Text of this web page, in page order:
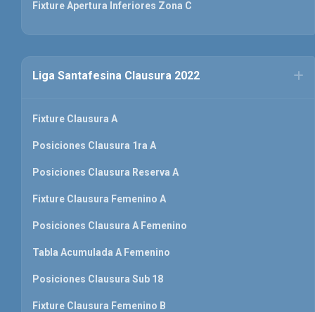
Fixture Apertura Inferiores Zona C
Liga Santafesina Clausura 2022
Fixture Clausura A
Posiciones Clausura 1ra A
Posiciones Clausura Reserva A
Fixture Clausura Femenino A
Posiciones Clausura A Femenino
Tabla Acumulada A Femenino
Posiciones Clausura Sub 18
Fixture Clausura Femenino B